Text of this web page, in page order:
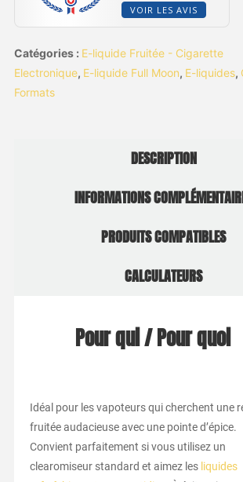
VOIR LES AVIS
Catégories : E-liquide Fruitée - Cigarette
Electronique, E-liquide Full Moon, E-liquides,
Formats
DESCRIPTION
INFORMATIONS
PRODUITS COMPATIBLES
CALCULATEURS
Pour qui / Pour quoi
Idéal pour les vapoteurs qui cherchent une
fruitée audacieuse avec une pointe d’épice.
Convient parfaitement si vous utilisez un
clearomiseur standard et aimez les liquides